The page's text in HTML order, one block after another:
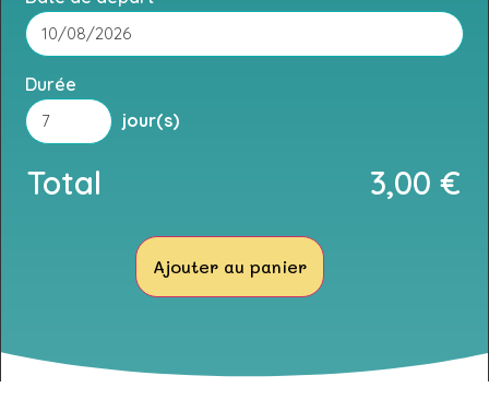
Durée
jour(s)
Total 3,00€
Ajouter au panier